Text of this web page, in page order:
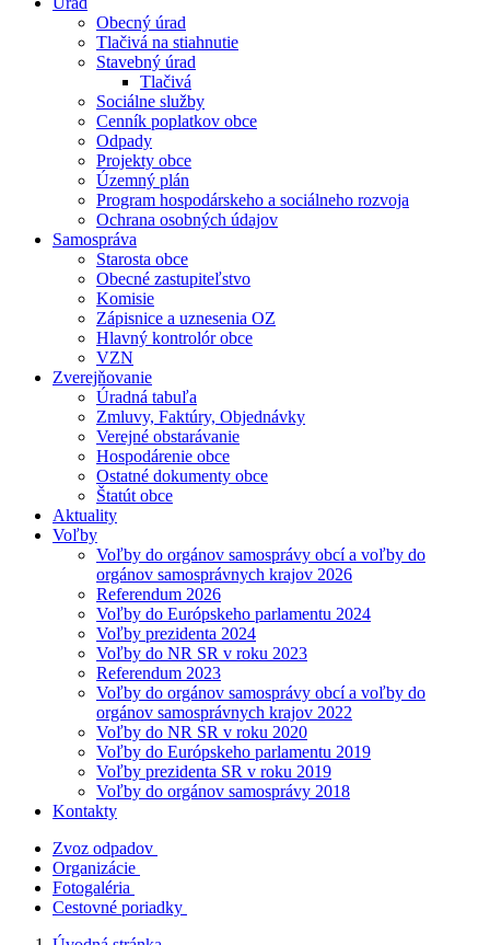
Obecný úrad
Tlačivá na stiahnutie
Stavebný úrad
Tlačivá
Sociálne služby
Cenník poplatkov obce
Odpady
Projekty obce
Územný plán
Program hospodárskeho a sociálneho rozvoja
Ochrana osobných údajov
Samospráva
Starosta obce
Obecné zastupiteľstvo
Komisie
Zápisnice a uznesenia OZ
Hlavný kontrolór obce
VZN
Zverejňovanie
Úradná tabuľa
Zmluvy, Faktúry, Objednávky
Verejné obstarávanie
Hospodárenie obce
Ostatné dokumenty obce
Štatút obce
Aktuality
Voľby
Voľby do orgánov samosprávy obcí a voľby do
orgánov samosprávnych krajov 2026
Referendum 2026
Voľby do Európskeho parlamentu 2024
Voľby prezidenta 2024
Voľby do NR SR v roku 2023
Referendum 2023
Voľby do orgánov samosprávy obcí a voľby do
orgánov samosprávnych krajov 2022
Voľby do NR SR v roku 2020
Voľby do Európskeho parlamentu 2019
Voľby prezidenta SR v roku 2019
Voľby do orgánov samosprávy 2018
Kontakty
Zvoz odpadov
Organizácie
Fotogaléria
Cestovné poriadky